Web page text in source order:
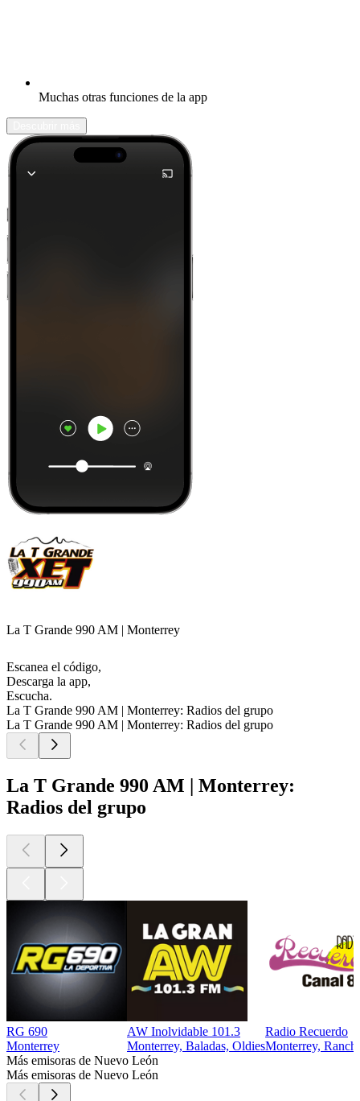
Muchas otras funciones de la app
La T Grande 990 AM | Monterrey
Escanea el código,
Descarga la app,
Escucha.
La T Grande 990 AM | Monterrey: Radios del grupo
La T Grande 990 AM | Monterrey: Radios del grupo
La T Grande 990 AM | Monterrey:
Radios del grupo
RG 690
Monterrey
AW Inolvidable 101.3
Monterrey, Baladas, Oldies
Radio Recuerdo
Monterrey,
Más emisoras de Nuevo León
Más emisoras de Nuevo León